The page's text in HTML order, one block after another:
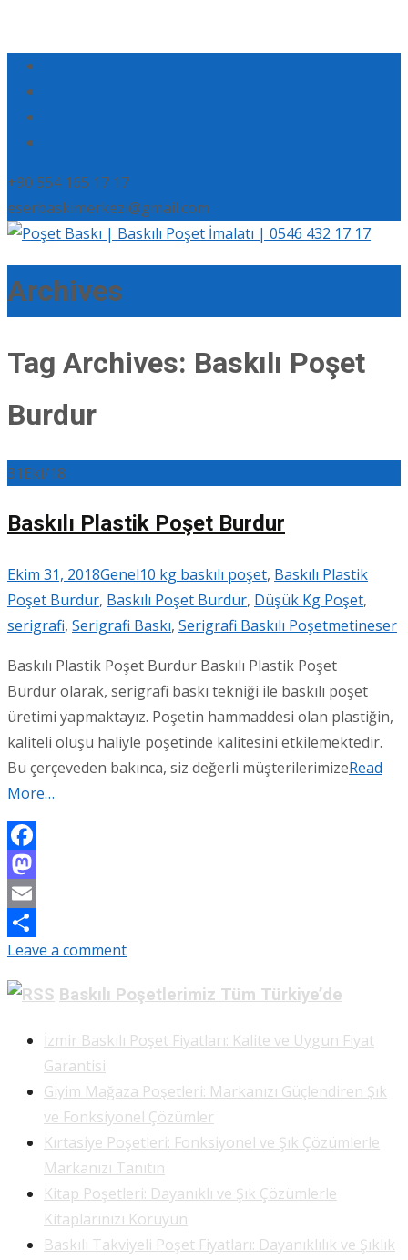
+90 554 165 17 17
eserbaskimerkezi@gmail.com
Archives
Tag Archives: Baskılı Poşet
Burdur
31Eki/18
Baskılı Plastik Poşet Burdur
Ekim 31, 2018Genel10 kg baskılı poşet, Baskılı Plastik
Poşet Burdur, Baskılı Poşet Burdur, Düşük Kg Poşet,
serigrafi, Serigrafi Baskı, Serigrafi Baskılı Poşetmetineser
Baskılı Plastik Poşet Burdur Baskılı Plastik Poşet
Burdur olarak, serigrafi baskı tekniği ile baskılı poşet
üretimi yapmaktayız. Poşetin hammaddesi olan plastiğin,
kaliteli oluşu haliyle poşetinde kalitesini etkilemektedir.
Bu çerçeveden bakınca, siz değerli müşterilerimizeRead
More…
Facebook
Mastodon
Email
Share
Leave a comment
Baskılı Poşetlerimiz Tüm Türkiye’de
İzmir Baskılı Poşet Fiyatları: Kalite ve Uygun Fiyat
Garantisi
Giyim Mağaza Poşetleri: Markanızı Güçlendiren Şık
ve Fonksiyonel Çözümler
Kırtasiye Poşetleri: Fonksiyonel ve Şık Çözümlerle
Markanızı Tanıtın
Kitap Poşetleri: Dayanıklı ve Şık Çözümlerle
Kitaplarınızı Koruyun
Baskılı Takviyeli Poşet Fiyatları: Dayanıklılık ve Şıklık